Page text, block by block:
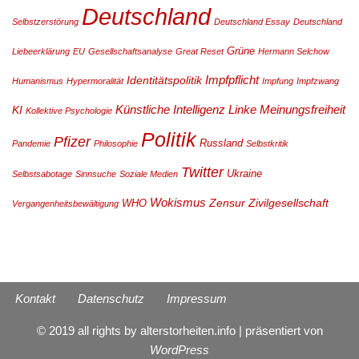
Selbstzerstörung Deutschland Deutschland Essay Deutschland
Liebeerklärung EU Gesellschaftsanalyse Great Reset Grüne Hermann Selchow
Humanismus Hypermoralität Identitätspolitik Impfpflicht Impfung Impfzwang
KI Kollektive Psychologie Künstliche Intelligenz Linke Meinungsfreiheit
Pandemie Pfizer Philosophie Politik Russland Selbstkritik
Selbstsabotage Sinnsuche Soziale Medien Twitter Ukraine
Vergangenheitsbewältigung WHO Wokismus Zensur Zivilgesellschaft
Kontakt Datenschutz Impressum
© 2019 all rights by alterstorheiten.info | präsentiert von
WordPress